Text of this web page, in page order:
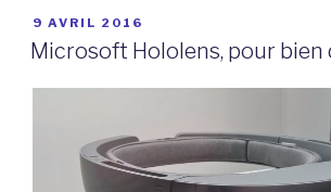
PUBLIÉ
LE
9 AVRIL 2016
Microsoft Hololens, pour